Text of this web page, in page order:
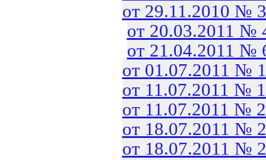
от 29.11.2010 №
от 20.03.2011 №
от 21.04.2011 №
от 01.07.2011 №
от 11.07.2011 №
от 11.07.2011 №
от 18.07.2011 №
от 18.07.2011 №